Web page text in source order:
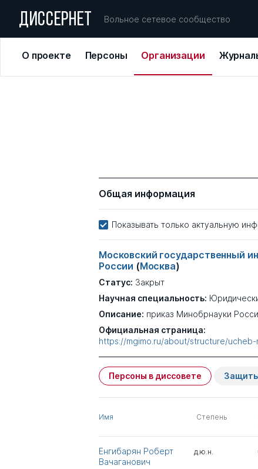
ДИССЕРНЕТ Вольное сетевое сообщество
О проекте Персоны Организации
Общая информация
Показывать только актуальную
Московский государственный
России (Москва)
Статус: Закрыт
Научная специальность:
Описание: приказ Минобрнауки
Официальная страница:
https://mgimo.ru/about/structure/
Персоны в диссовете
Имя Степень
Енгибарян Роберт
Вачаганович
д.ю.н.